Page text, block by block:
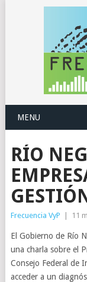
MENU
RÍO
Frecuencia VyP 11
El Gobierno de Río
una charla sobre el
Consejo Federal de
acceder a un